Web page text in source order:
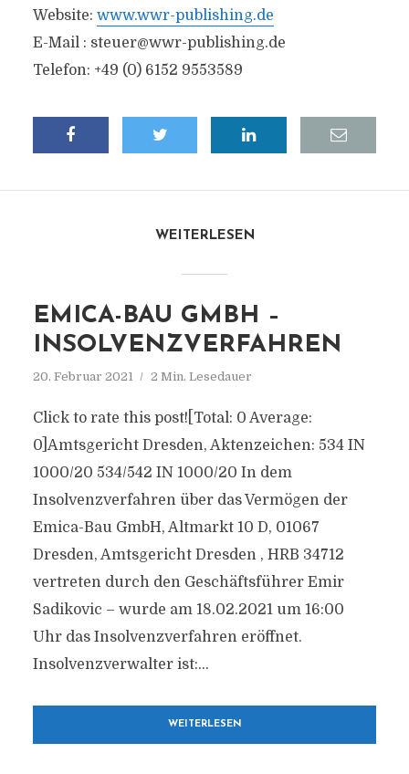
Website: www.wwr-publishing.de
E-Mail : steuer@wwr-publishing.de
Telefon: +49 (0) 6152 9553589
WEITERLESEN
EMICA-BAU GMBH –
INSOLVENZVERFAHREN
20. Februar 2021 2 Min. Lesedauer
Click to rate this post![Total: 0 Average:
0]Amtsgericht Dresden, Aktenzeichen: 534 IN
1000/20 534/542 IN 1000/20 In dem
Insolvenzverfahren über das Vermögen der
Emica-Bau GmbH, Altmarkt 10 D, 01067
Dresden, Amtsgericht Dresden , HRB 34712
vertreten durch den Geschäftsführer Emir
Sadikovic – wurde am 18.02.2021 um 16:00
Uhr das Insolvenzverfahren eröffnet.
Insolvenzverwalter ist:...
WEITERLESEN